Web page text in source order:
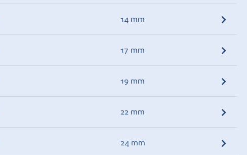
14 mm
17 mm
19 mm
22 mm
24 mm